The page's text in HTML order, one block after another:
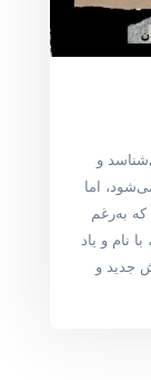
و
اما
به‌رغم
نام و یاد
جدید و